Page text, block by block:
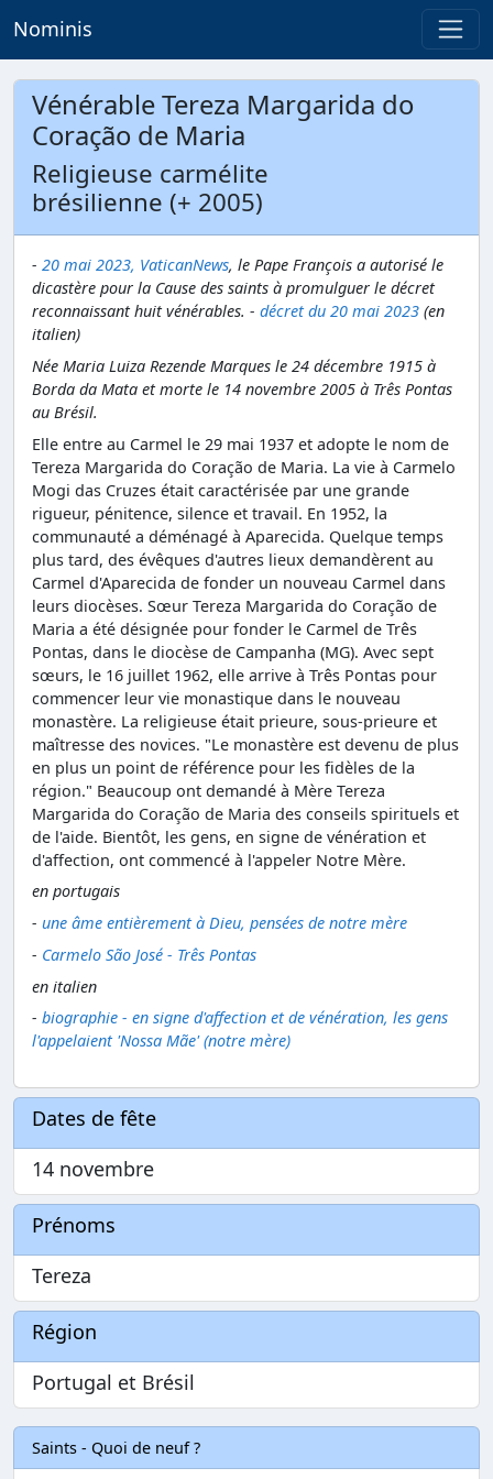
Nominis
Vénérable Tereza Margarida do
Coração de Maria
Religieuse carmélite
brésilienne (+ 2005)
- 20 mai 2023, VaticanNews, le Pape François a autorisé le
dicastère pour la Cause des saints à promulguer le décret
reconnaissant huit vénérables. - décret du 20 mai 2023 (en
italien)
Née Maria Luiza Rezende Marques le 24 décembre 1915 à
Borda da Mata et morte le 14 novembre 2005 à Três Pontas
au Brésil.
Elle entre au Carmel le 29 mai 1937 et adopte le nom de
Tereza Margarida do Coração de Maria. La vie à Carmelo
Mogi das Cruzes était caractérisée par une grande
rigueur, pénitence, silence et travail. En 1952, la
communauté a déménagé à Aparecida. Quelque temps
plus tard, des évêques d'autres lieux demandèrent au
Carmel d'Aparecida de fonder un nouveau Carmel dans
leurs diocèses. Sœur Tereza Margarida do Coração de
Maria a été désignée pour fonder le Carmel de Três
Pontas, dans le diocèse de Campanha (MG). Avec sept
sœurs, le 16 juillet 1962, elle arrive à Três Pontas pour
commencer leur vie monastique dans le nouveau
monastère. La religieuse était prieure, sous-prieure et
maîtresse des novices. "Le monastère est devenu de plus
en plus un point de référence pour les fidèles de la
région." Beaucoup ont demandé à Mère Tereza
Margarida do Coração de Maria des conseils spirituels et
de l'aide. Bientôt, les gens, en signe de vénération et
d'affection, ont commencé à l'appeler Notre Mère.
en portugais
- une âme entièrement à Dieu, pensées de notre mère
- Carmelo São José - Três Pontas
en italien
- biographie - en signe d'affection et de vénération, les gens
l'appelaient 'Nossa Mãe' (notre mère)
Dates de fête
14 novembre
Prénoms
Tereza
Région
Portugal et Brésil
Saints - Quoi de neuf ?